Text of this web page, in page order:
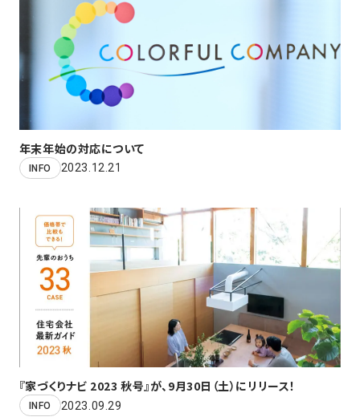
年末年始の対応について
INFO 2023.12.21
『家づくりナビ 2023 秋号』が、9月30日（土）にリリース！
INFO 2023.09.29